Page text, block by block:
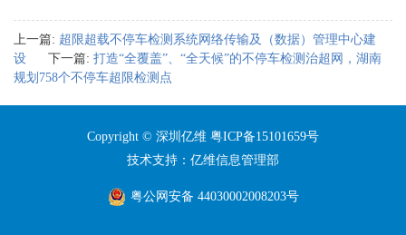
上一篇: 超限超载不停车检测系统网络传输及（数据）管理中心建
设
下一篇: 打造“全覆盖”、“全天候”的不停车检测治超网，湖南
规划758个不停车超限检测点
Copyright © 深圳亿维 粤ICP备15101659号
技术支持：亿维信息管理部
粤公网安备 44030002008203号